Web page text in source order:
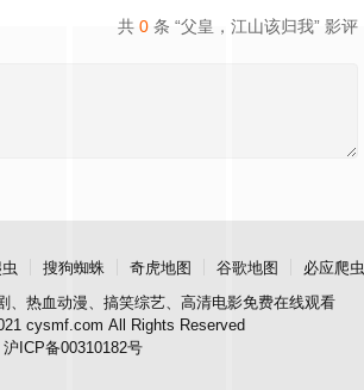
共 0 条 “父皇，江山该归我” 影评
搜狗蜘蛛 奇虎地图 谷歌地图
必应爬虫
、热血动漫、搞笑综艺、高清电影免费在线观看
cysmf.com All Rights Reserved
沪ICP备00310182号